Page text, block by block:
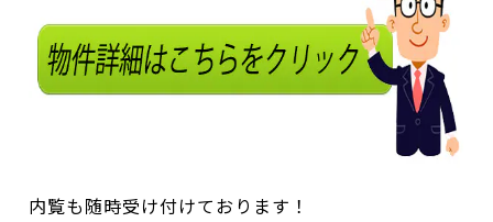
内覧も随時受け付けております！